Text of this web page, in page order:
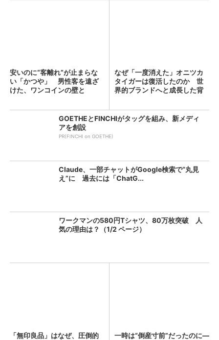
安いのに“客離れ”が止まらな
い「かつや」 男性客を遠ざ
けた、ワンコインの壁と
なぜ「一度消えた」オニツカ
タイガーは復活したのか 世
界的ブランドへと成長した背
GOETHEとFINCHIがタッグを組み、新メディ
アを創設
PR(FINCHI on GOETHE)
Claude、一部チャットがGoogle検索で“丸見
え”に 過去には「ChatG...
ワークマンの580円Tシャツ、80万枚突破 人
気の理由は？（1/2 ページ）
「無印良品」はなぜ、圧倒的 一時は“倒産寸前”だったのに―